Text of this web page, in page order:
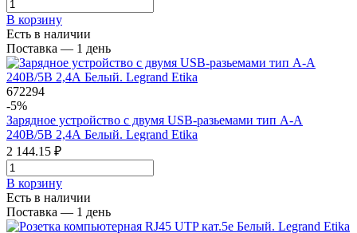
В корзинy
Есть в наличии
Поставка — 1 день
672294
-5%
Зарядное устройство с двумя USB-разьемами тип А-А
240В/5В 2,4А Белый. Legrand Etika
2 144.15 ₽
В корзинy
Есть в наличии
Поставка — 1 день